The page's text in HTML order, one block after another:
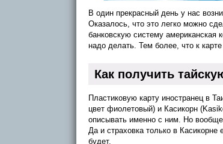
В один прекрасный день у нас
Оказалось, что это легко можно
банковскую систему американская
надо делать. Тем более, что к
Как получить
Пластиковую карту иностранец в
цвет фиолетовый) и Касикорн
описывать именно с ним. Но
Да и страховка только в
будет.